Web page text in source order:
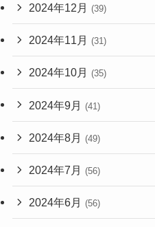
2024年12月 (39)
2024年11月 (31)
2024年10月 (35)
2024年9月 (41)
2024年8月 (49)
2024年7月 (56)
2024年6月 (56)